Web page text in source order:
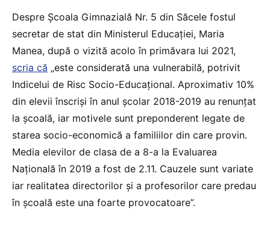
Despre Școala Gimnazială Nr. 5 din Săcele fostul
secretar de stat din Ministerul Educației, Maria
Manea, după o vizită acolo în primăvara lui 2021,
scria că „este considerată una vulnerabilă, potrivit
Indicelui de Risc Socio-Educațional. Aproximativ 10%
din elevii înscriși în anul școlar 2018-2019 au renunțat
la școală, iar motivele sunt preponderent legate de
starea socio-economică a familiilor din care provin.
Media elevilor de clasa de a 8-a la Evaluarea
Națională în 2019 a fost de 2.11. Cauzele sunt variate
iar realitatea directorilor și a profesorilor care predau
în școală este una foarte provocatoare”.